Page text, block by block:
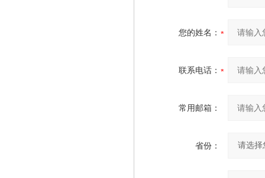
您的姓名：
联系电话：
常用邮箱：
省份：